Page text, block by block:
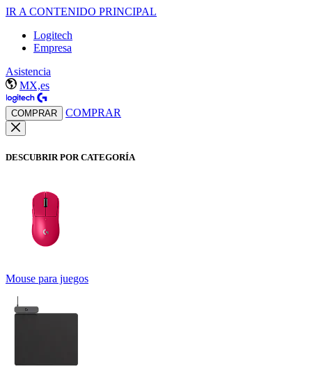
IR A CONTENIDO PRINCIPAL
Logitech
Empresa
Asistencia
MX,es
COMPRAR COMPRAR
DESCUBRIR POR CATEGORÍA
Mouse para juegos